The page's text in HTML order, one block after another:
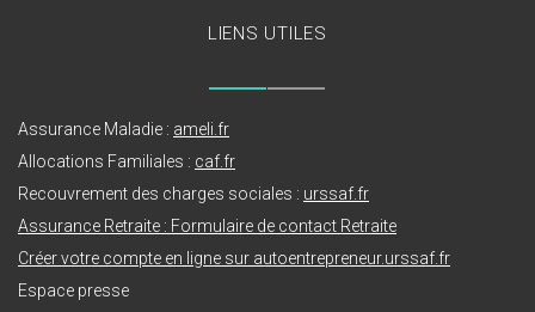
LIENS UTILES
Assurance Maladie : ameli.fr
Allocations Familiales : caf.fr
Recouvrement des charges sociales : urssaf.fr
Assurance Retraite : Formulaire de contact Retraite
Créer votre compte en ligne sur autoentrepreneur.urssaf.fr
Espace presse